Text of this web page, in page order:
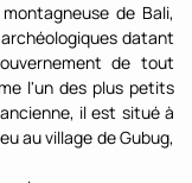
de Bali,
datant
de tout
l'un des plus petits
il est situé à
au village de Gubug,